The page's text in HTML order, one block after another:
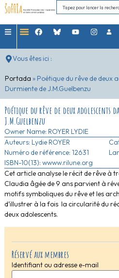
Vous êtes ici :
Portada » Poétique du rêve de deux
Durmiente de J.M.Guelbenzu
Réservé aux membres
Identifiant ou adresse e-mail
Poétique du rêve de deux adolescents
J.M.Guelbenzu
Owner Name: ROYER LYDIE
Auteurs: Lydie ROYER
Numéro de référence: 12631
ISBN-10(13): wwww.rilune.org
Cet article analyse le récit de rêve à
Claudia âgée de 9 ans parvient à
motifs symboliques du rêve et les
d’illustrer à la fois la circularité du
deux adolescents.